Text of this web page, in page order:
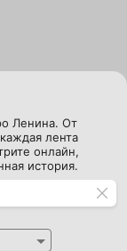
Ленина. От
лента
онлайн,
история.